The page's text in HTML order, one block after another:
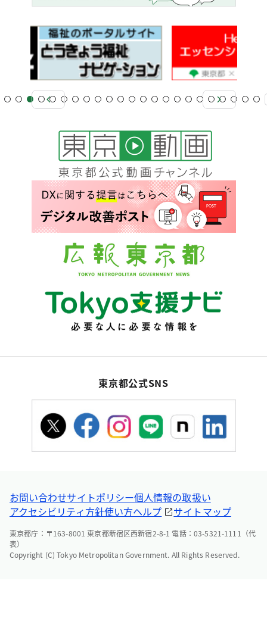
東京都公式SNS
お問い合わせサイトポリシー個人情報の取扱い
アクセシビリティ方針使い方ヘルプ サイトマップ
東京都庁：〒163-8001 東京都新宿区西新宿2-8-1 電話：03-5321-1111（代
表）
Copyright (C) Tokyo Metropolitan Government. All Rights Reserved.